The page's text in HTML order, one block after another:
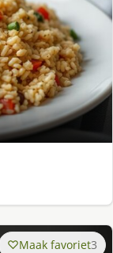
Maak favoriet3